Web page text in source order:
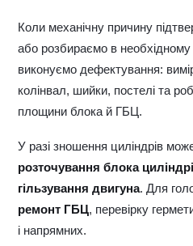
Коли механічну причину
або розбираємо в необхідному
виконуємо дефектування:
колінвал, шийки, постелі та
площини блока й ГБЦ.
У разі зношення циліндрів
розточування блока
гільзування двигуна. Для
ремонт ГБЦ, перевірку
і напрямних.